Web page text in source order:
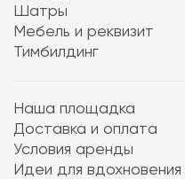
Шатры
Мебель и реквизит
Тимбилдинг
Наша площадка
Доставка и оплата
Условия аренды
Идеи для вдохновения